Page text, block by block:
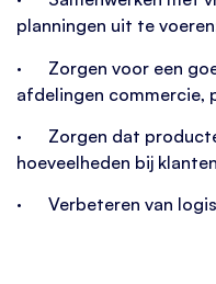
planningen uit te
· Zorgen voor een
afdelingen commercie,
· Zorgen dat
hoeveelheden bij
· Verbeteren van